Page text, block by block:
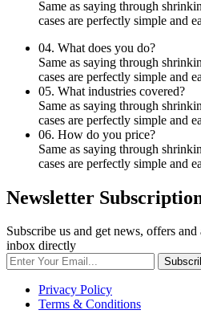
Same as saying through
cases are perfectly simple and
04. What does you do?
Same as saying through
cases are perfectly simple and
05. What industries covered?
Same as saying through
cases are perfectly simple and
06. How do you price?
Same as saying through
cases are perfectly simple and
Newsletter
Subscribe us and get news, offers
inbox directly
Privacy Policy
Terms & Conditions